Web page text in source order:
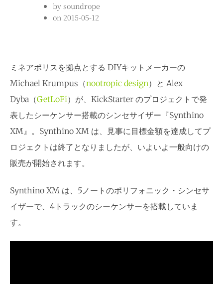
bysoundrope
on 2015-05-12
ミネアポリスを拠点とする DIYキットメーカーの
Michael Krumpus（nootropic design）と Alex
Dyba（GetLoFi）が、KickStarter のプロジェクトで発
表したシーケンサー搭載のシンセサイザー『Synthino
XM』。Synthino XM は、見事に目標金額を達成してプ
ロジェクトは終了となりましたが、いよいよ一般向けの
販売が開始されます。
Synthino XM は、5ノートのポリフォニック・シンセサ
イザーで、4トラックのシーケンサーを搭載していま
す。